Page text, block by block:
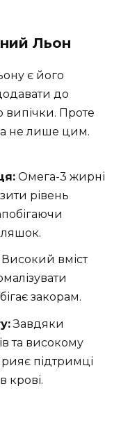
Льон
є його
до
випічки. Проте
не лише цим.
Омега-3 жирні
рівень
Високий вміст
закорам.
Завдяки
та високому
підтримці
крові.